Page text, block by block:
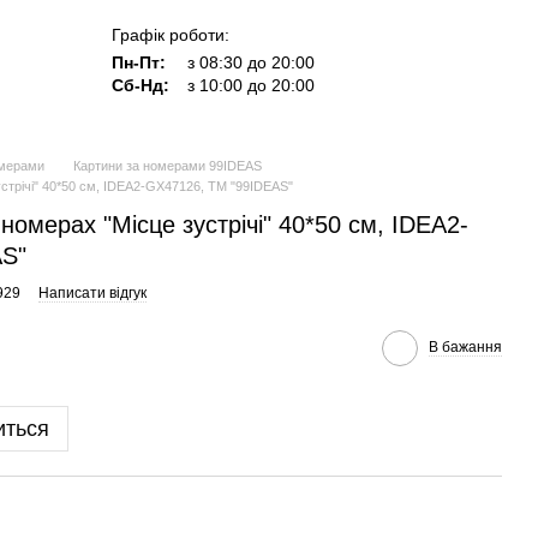
Графік роботи:
Пн-Пт:
з 08:30 до 20:00
Сб-Нд:
з 10:00 до 20:00
Картини за номерами 99IDEAS
40*50 см, IDEA2-GX47126, ТМ "99IDEAS"
"Місце зустрічі" 40*50 см, IDEA2-
Написати відгук
В бажання